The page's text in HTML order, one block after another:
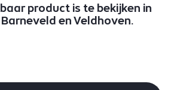
product is te bekijken in
en Veldhoven.